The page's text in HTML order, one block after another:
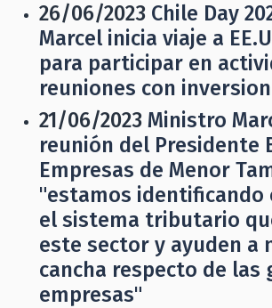
26/06/2023 Chile Day
Marcel inicia viaje a
para participar en
reuniones con
21/06/2023 Ministro
reunión del Presidente
Empresas de Menor
"estamos identificando
el sistema tributario
este sector y ayuden a
cancha respecto de las
empresas"